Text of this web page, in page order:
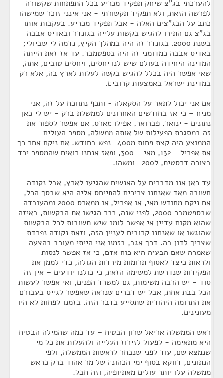
להערכתי בג"צ שיחק תפקיד מכריע בכל התפתחות שקשורה
לפרשה הזאת, ולא תפקיד תקשורתי - אני אינני זוכר שמישהו
כתב על הבג"צים האלה - אבל תפקיד מכריע. בעקבות אותו
בג"צ גם התירו להגיש בקשות עלייה בגונדר ובאדיס אבבה
בשנת 2000. בגונדר זה היה במהלך הקיץ, נדמה לי שביולי;
באדיס אבבה כמדומני זה היה בספטמבר. עד אז זאת הייתה
המדינה היחידה בעולם שיש לנו יחסים, ויחסים טובים, אתה,
שאי אפשר היה בכלל להגיש בקשה לעלות לארץ בה, אלא רק
במדינת ישראל באמצעות קרובים.
אם אני יכול לתאר על הסקאלה - ותכף נתווכח על זה, אני
מניח – כי אז בחודשים האחרונים לממשלת ברק - יש לי כאן
נתונים - ינואר, פברואר, אפילו מארס, אם אפשר לספור את
זה במסגרת הפעילות של אותה ממשלה, מספר העולים
הממוצע היה קצת פחות מ400- נפש בחודש. אם ניקח אחר כך
את אפריל - 132, מאי – 300, ומאז אנחנו רואים שהמספר ירד
בצורה דרסטית, ל200- ומשהו.
עד כאן אנו מדברים על האנשים שהגיעו לארץ, אבל נקודה
חשובה מאד שאנחנו צריכים להתייחס אליה היא שבסך הכל,
אם ניקח מחודש מאי, או אפריל, או ממארס 2000 ומהעובדה
שבספטמבר 2000, לפני שנה, כבר הגישו את הבקשות, באיזה
שהוא מקום עדיין אי אפשר לומר שיש תשובות לכל הבקשות
שהוגשו או שאנחנו קרובים לעניין הזה, וזאת נקודה נפרדת
שצריך לדון בה. דרך אגב, בזמנו אני הייתי מעורב בהצעה
שאמרה שאם הבעיה היא כוח אדם, כי אז אפשר לנסות
ולראות כיצד לאסוף תרומות מיהדות הגולה, כדי לממן את
הפקידות שנדרשת למשימה הזאת, כי כולנו יודעים – אין זה
סוד - יש הרבה משימות, גם למשרד הפנים, ואי אפשר לעשות
הכל בבת אחת, אבל יש דברים שנראה שאפשר לגייס בעבורם
את התרומה היהודית שתסייע בדבר הזה. בזמנו לפחות לא היו
מעונינים.
ראש הממשלה אריאל שרון הבטיח – עד כמה שהמילה הבטיח
היא מתאימה - לפעול לזירוז העלייה ולהעלות את כל מי
שנמצא שם, עוד לפני שנבחר לראשות הממשלה, ולפי
הנתונים, דווקא בסוף ימי הכהונה של מר אהוד ברק כראש
ממשלה עלו יותר עולים מאתיופיה, וזה חבל.